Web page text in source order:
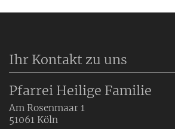
Ihr Kontakt zu uns
Pfarrei Heilige Familie
Am Rosenmaar 1
51061 Köln